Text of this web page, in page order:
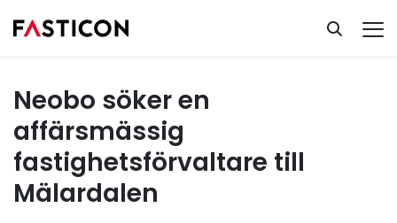
Tillsatta uppdrag
Neobo söker en
affärsmässig
fastighetsförvaltare till
Mälardalen